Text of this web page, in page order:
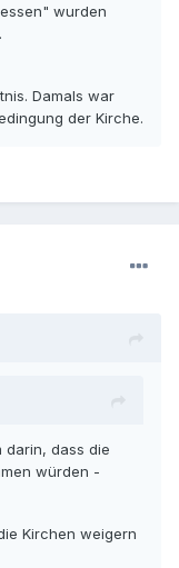
wurden
Damals war
der Kirche.
darin, dass die
würden -
Kirchen weigern